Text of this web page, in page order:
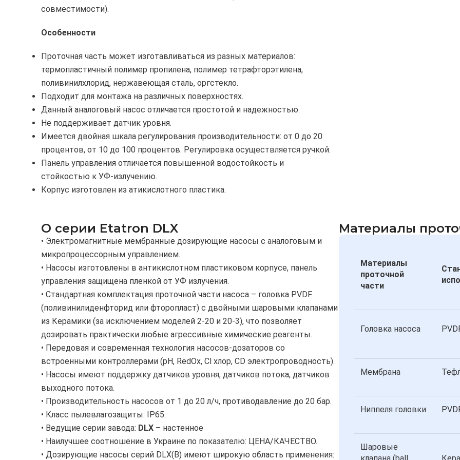
совместимости).
Особенности
Проточная часть может изготавливаться из разных материалов:
термопластичный полимер пропилена, полимер тетрафторэтилена,
поливинилхлорид, нержавеющая сталь, оргстекло.
Подходит для монтажа на различных поверхностях.
Данный аналоговый насос отличается простотой и надежностью.
Не поддерживает датчик уровня.
Имеется двойная шкала регулирования производительности: от 0 до 20
процентов, от 10 до 100 процентов. Регулировка осуществляется ручкой.
Панель управления отличается повышенной водостойкость и
стойкостью к УФ-излучению.
Корпус изготовлен из атикислотного пластика.
О серии Etatron DLX
• Электромагнитные мембранные дозирующие насосы с аналоговым и
микропроцессорным управлением.
• Насосы изготовлены в антикислотном пластиковом корпусе, панель
управления защищена пленкой от УФ излучения.
• Стандартная комплектация проточной части насоса – головка PVDF
(поливинилиденфторид или фторопласт) с двойными шаровыми клапанами
из Керамики (за исключением моделей 2-20 и 20-3), что позволяет
дозировать практически любые агрессивные химические реагенты.
• Передовая и современная технология насосов-дозаторов со
встроенными контроллерами (рН, RedOx, Cl хлор, CD электропроводность).
• Насосы имеют поддержку датчиков уровня, датчиков потока, датчиков
выходного потока.
• Производительность насосов от 1 до 20 л/ч, противодавление до 20 бар.
• Класс пылевлагозащиты: IP65.
• Ведущие серии завода: DLX – настенное
• Наилучшее соотношение в Украине по показателю: ЦЕНА/КАЧЕСТВО.
• Дозирующие насосы серий DLX(B) имеют широкую область применения:
Материалы
Материалы
проточной
части
Головка насоса
Мембрана
Ниппеля головки
Шаровые